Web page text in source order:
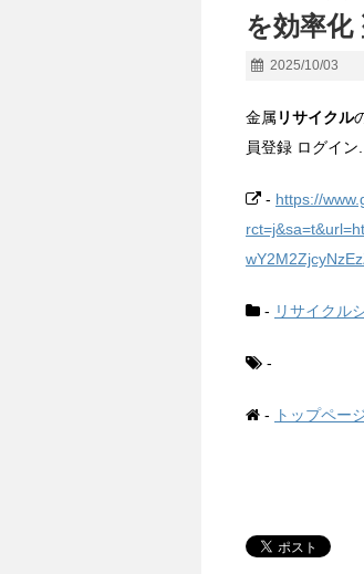
を効率化
2025/10/03
金属 リサイクル
員登録 ログイン
- https://
- リサイクル
-
- トップペー